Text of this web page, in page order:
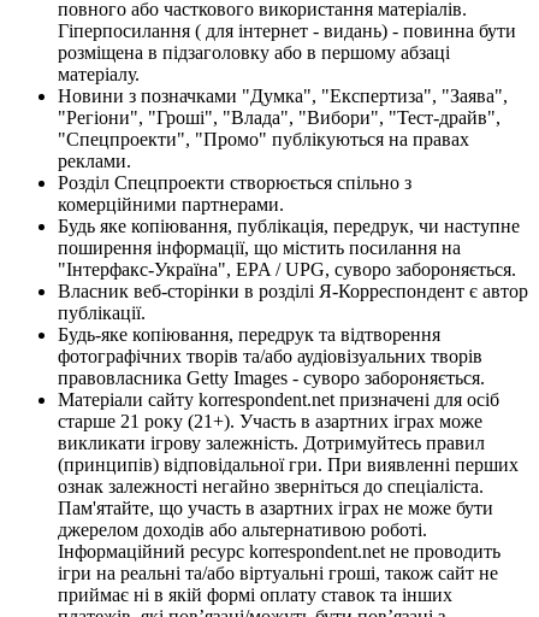
повного або часткового використання матеріалів.
Гіперпосилання ( для інтернет - видань) - повинна бути
розміщена в підзаголовку або в першому абзаці
матеріалу.
Новини з позначками "Думка", "Експертиза", "Заява",
"Регіони", "Гроші", "Влада", "Вибори", "Тест-драйв",
"Спецпроекти", "Промо" публікуються на правах
реклами.
Розділ Спецпроекти створюється спільно з
комерційними партнерами.
Будь яке копіювання, публікація, передрук, чи наступне
поширення інформації, що містить посилання на
"Інтерфакс-Україна", EPA / UPG, суворо забороняється.
Власник веб-сторінки в розділі Я-Корреспондент є автор
публікації.
Будь-яке копіювання, передрук та відтворення
фотографічних творів та/або аудіовізуальних творів
правовласника Getty Images - суворо забороняється.
Матеріали сайту korrespondent.net призначені для осіб
старше 21 року (21+). Участь в азартних іграх може
викликати ігрову залежність. Дотримуйтесь правил
(принципів) відповідальної гри. При виявленні перших
ознак залежності негайно зверніться до спеціаліста.
Пам'ятайте, що участь в азартних іграх не може бути
джерелом доходів або альтернативою роботі.
Інформаційний ресурс korrespondent.net не проводить
ігри на реальні та/або віртуальні гроші, також сайт не
приймає ні в якій формі оплату ставок та інших